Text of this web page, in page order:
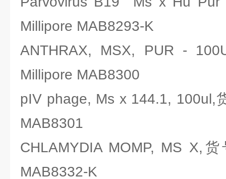
Millipore MAB8293-K
ANTHRAX, MSX, PUR -
Millipore MAB8300
pIV phage, Ms x 144.1, 100ul,
MAB8301
CHLAMYDIA MOMP, MS X,
MAB8332-K